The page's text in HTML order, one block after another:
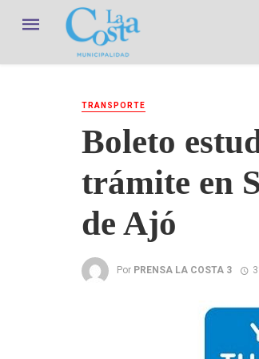
TRANSPORTE
Boleto
trámite en
de Ajó
Por PRENSA LA COSTA 3